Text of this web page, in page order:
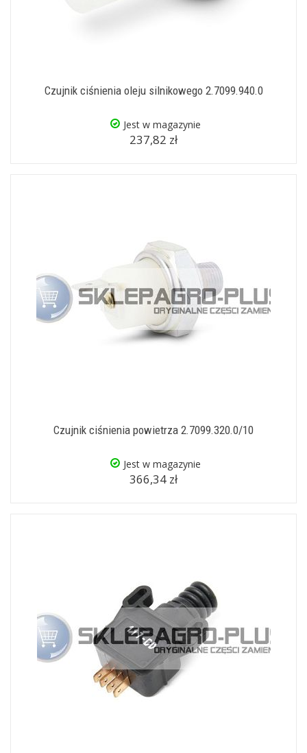
Czujnik ciśnienia oleju silnikowego 2.7099.940.0
Jest w magazynie
237,82 zł
Czujnik ciśnienia powietrza 2.7099.320.0/10
Jest w magazynie
366,34 zł